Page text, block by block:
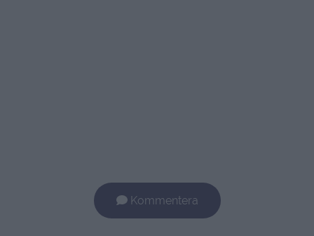
Kommentera